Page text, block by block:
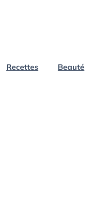
Recettes Beauté